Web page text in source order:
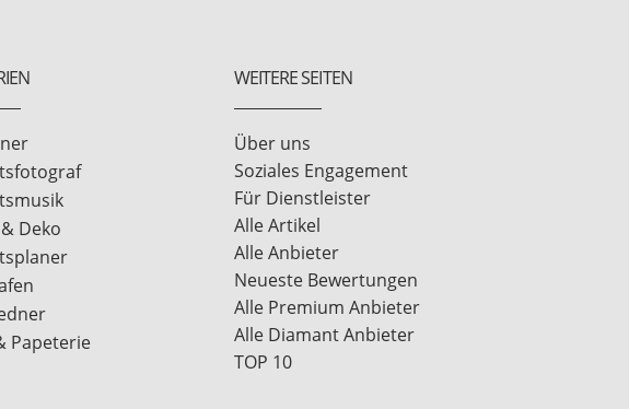
Deko
Papeterie
WEITERE SEITEN
Über uns
Soziales Engagement
Für Dienstleister
Alle Artikel
Alle Anbieter
Neueste Bewertungen
Alle Premium Anbieter
Alle Diamant Anbieter
TOP 10